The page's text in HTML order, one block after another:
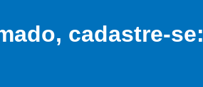
cadastre-se: